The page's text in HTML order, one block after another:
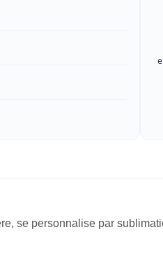
se personnalise par